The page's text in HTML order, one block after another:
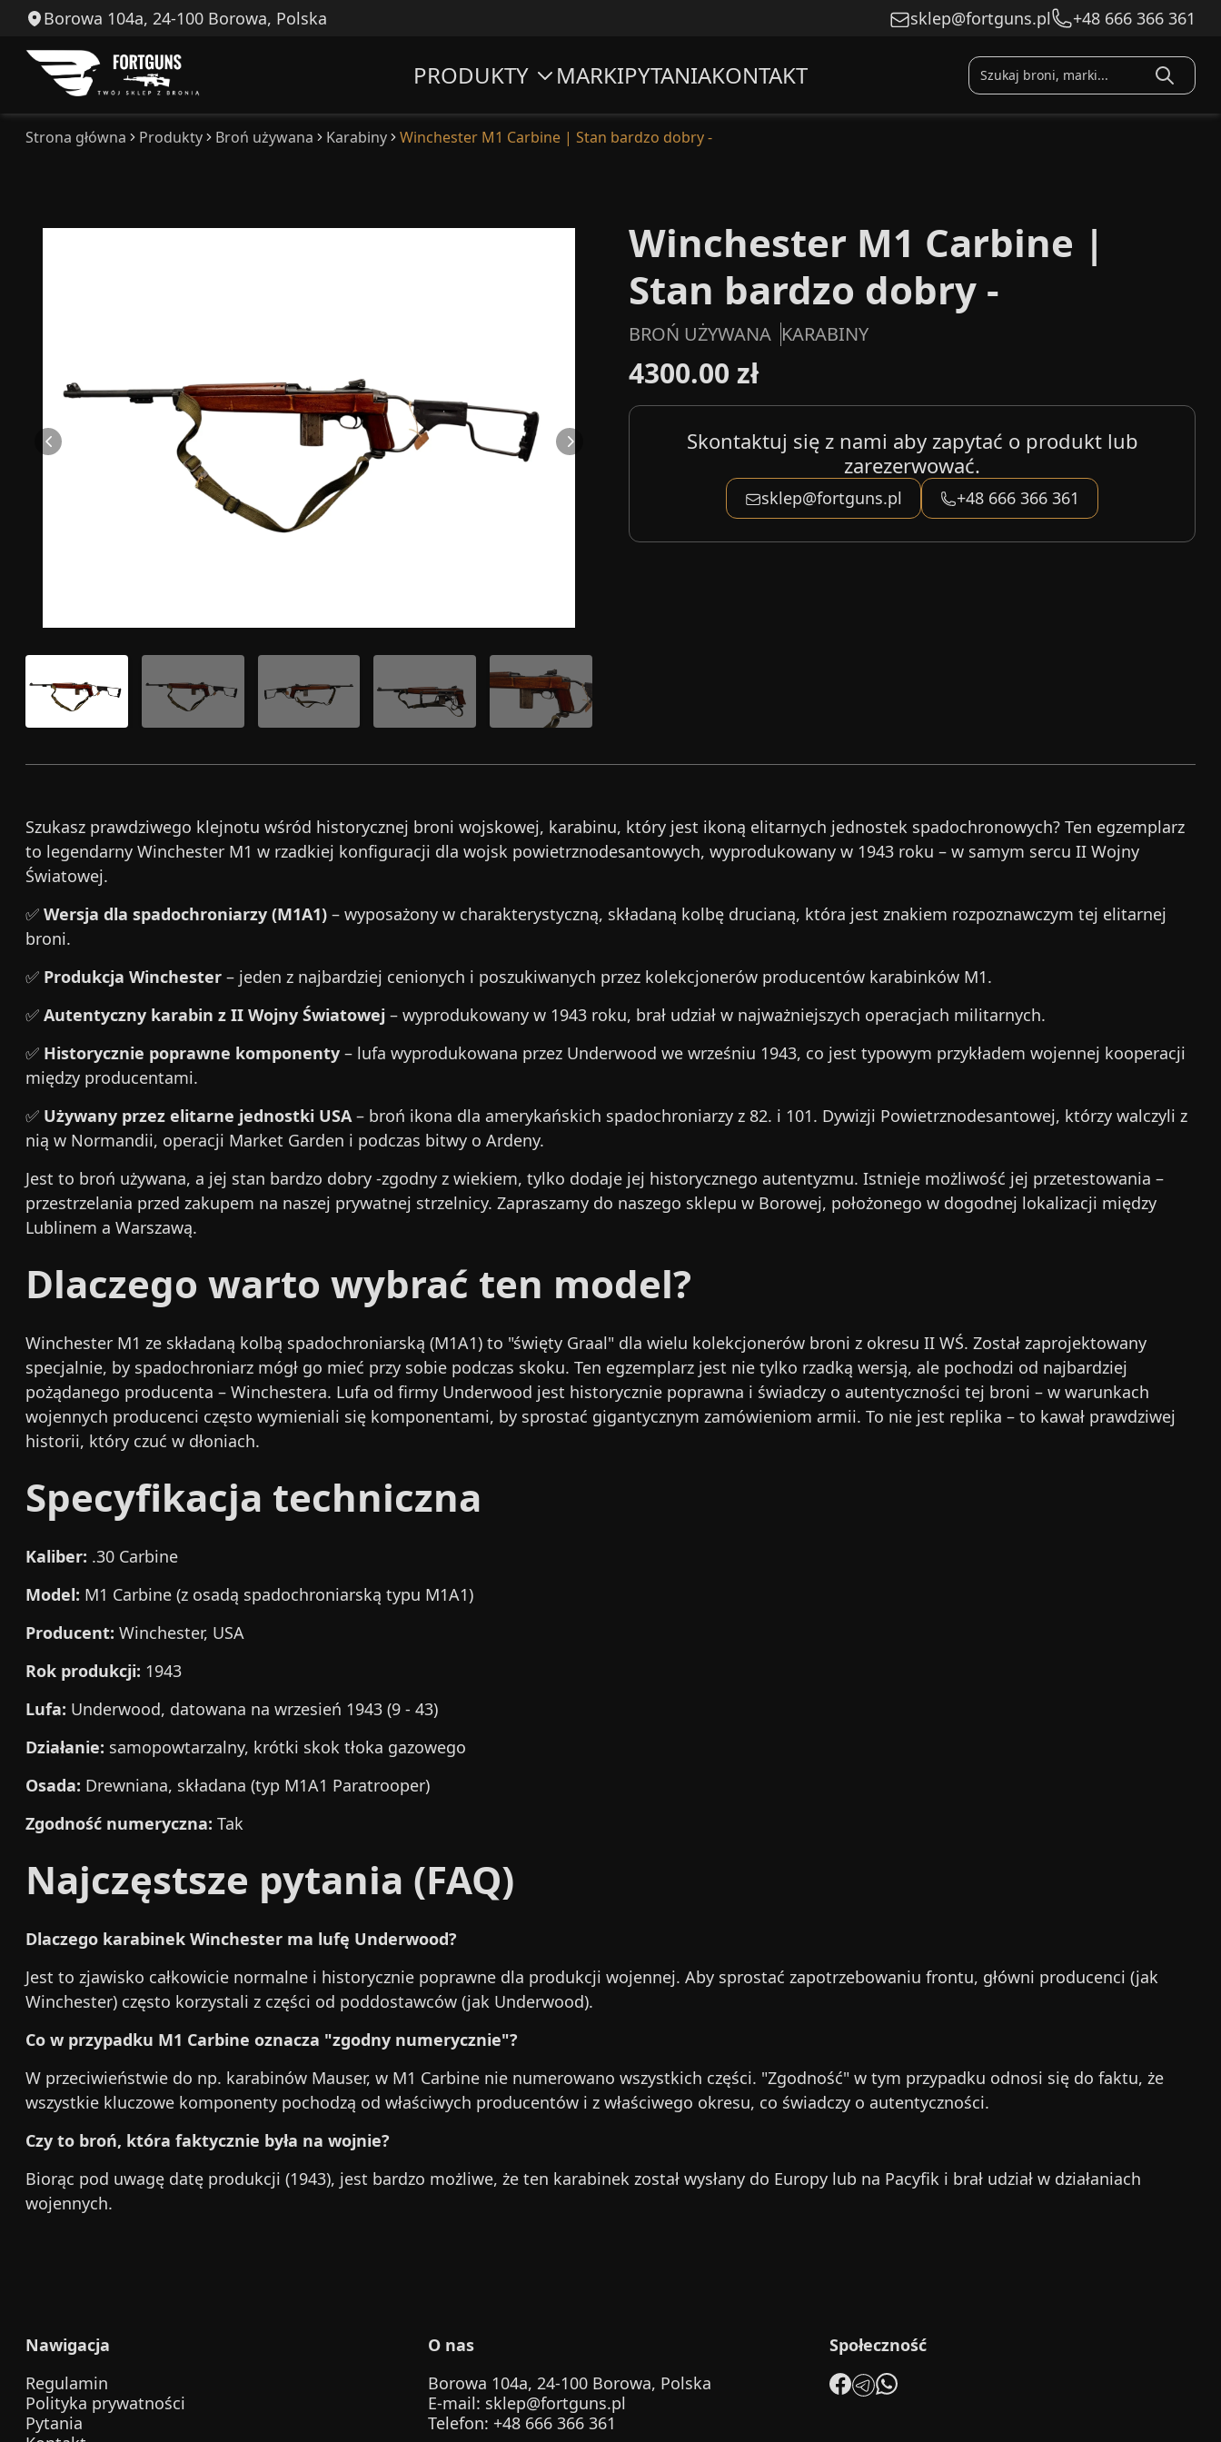
Borowa 104a, 24-100 Borowa, Polska sklep@fortguns.pl +48 666 366 361
PRODUKTY MARKIPYTANIAKONTAKT
Strona główna Produkty Broń używana Karabiny Winchester M1 Carbine | Stan bardzo dobry -
Winchester M1 Carbine |
Stan bardzo dobry -
BROŃ UŻYWANA KARABINY
4300.00 zł
Skontaktuj się z nami aby zapytać o produkt lub
zarezerwować.
sklep@fortguns.pl +48 666 366 361
Szukasz prawdziwego klejnotu wśród historycznej broni wojskowej, karabinu, który jest ikoną elitarnych jednostek spadochronowych? Ten egzemplarz
to legendarny Winchester M1 w rzadkiej konfiguracji dla wojsk powietrznodesantowych, wyprodukowany w 1943 roku – w samym sercu II Wojny
Światowej.
✅ Wersja dla spadochroniarzy (M1A1) – wyposażony w charakterystyczną, składaną kolbę drucianą, która jest znakiem rozpoznawczym tej elitarnej
broni.
✅ Produkcja Winchester – jeden z najbardziej cenionych i poszukiwanych przez kolekcjonerów producentów karabinków M1.
✅ Autentyczny karabin z II Wojny Światowej – wyprodukowany w 1943 roku, brał udział w najważniejszych operacjach militarnych.
✅ Historycznie poprawne komponenty – lufa wyprodukowana przez Underwood we wrześniu 1943, co jest typowym przykładem wojennej kooperacji
między producentami.
✅ Używany przez elitarne jednostki USA– broń ikona dla amerykańskich spadochroniarzy z 82. i 101. Dywizji Powietrznodesantowej, którzy walczyli z
nią w Normandii, operacji Market Garden i podczas bitwy o Ardeny.
Jest to broń używana, a jej stan bardzo dobry -zgodny z wiekiem, tylko dodaje jej historycznego autentyzmu. Istnieje możliwość jej przetestowania –
przestrzelania przed zakupem na naszej prywatnej strzelnicy. Zapraszamy do naszego sklepu w Borowej, położonego w dogodnej lokalizacji między
Lublinem a Warszawą.
Dlaczego warto wybrać ten model?
Winchester M1 ze składaną kolbą spadochroniarską (M1A1) to "święty Graal" dla wielu kolekcjonerów broni z okresu II WŚ. Został zaprojektowany
specjalnie, by spadochroniarz mógł go mieć przy sobie podczas skoku. Ten egzemplarz jest nie tylko rzadką wersją, ale pochodzi od najbardziej
pożądanego producenta – Winchestera. Lufa od firmy Underwood jest historycznie poprawna i świadczy o autentyczności tej broni – w warunkach
wojennych producenci często wymieniali się komponentami, by sprostać gigantycznym zamówieniom armii. To nie jest replika – to kawał prawdziwej
historii, który czuć w dłoniach.
Specyfikacja techniczna
Kaliber: .30 Carbine
Model: M1 Carbine (z osadą spadochroniarską typu M1A1)
Producent: Winchester, USA
Rok produkcji: 1943
Lufa: Underwood, datowana na wrzesień 1943 (9 - 43)
Działanie: samopowtarzalny, krótki skok tłoka gazowego
Osada: Drewniana, składana (typ M1A1 Paratrooper)
Zgodność numeryczna: Tak
Najczęstsze pytania (FAQ)
Dlaczego karabinek Winchester ma lufę Underwood?
Jest to zjawisko całkowicie normalne i historycznie poprawne dla produkcji wojennej. Aby sprostać zapotrzebowaniu frontu, główni producenci (jak
Winchester) często korzystali z części od poddostawców (jak Underwood).
Co w przypadku M1 Carbine oznacza "zgodny numerycznie"?
W przeciwieństwie do np. karabinów Mauser, w M1 Carbine nie numerowano wszystkich części. "Zgodność" w tym przypadku odnosi się do faktu, że
wszystkie kluczowe komponenty pochodzą od właściwych producentów i z właściwego okresu, co świadczy o autentyczności.
Czy to broń, która faktycznie była na wojnie?
Biorąc pod uwagę datę produkcji (1943), jest bardzo możliwe, że ten karabinek został wysłany do Europy lub na Pacyfik i brał udział w działaniach
wojennych.
Nawigacja
Regulamin
Polityka prywatności
Pytania
O nas
Borowa 104a, 24-100 Borowa, Polska
E-mail: sklep@fortguns.pl
Telefon: +48 666 366 361
Społeczność